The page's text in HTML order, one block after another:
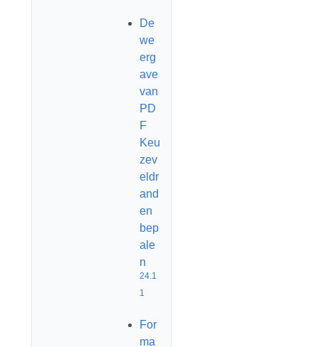
De
we
erg
ave
van
PD
F
Keu
zev
eldr
and
en
bep
ale
n
24.1
1
For
ma